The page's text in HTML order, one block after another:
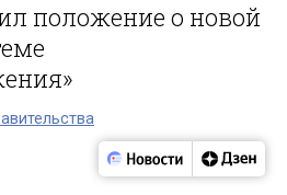
положение о новой